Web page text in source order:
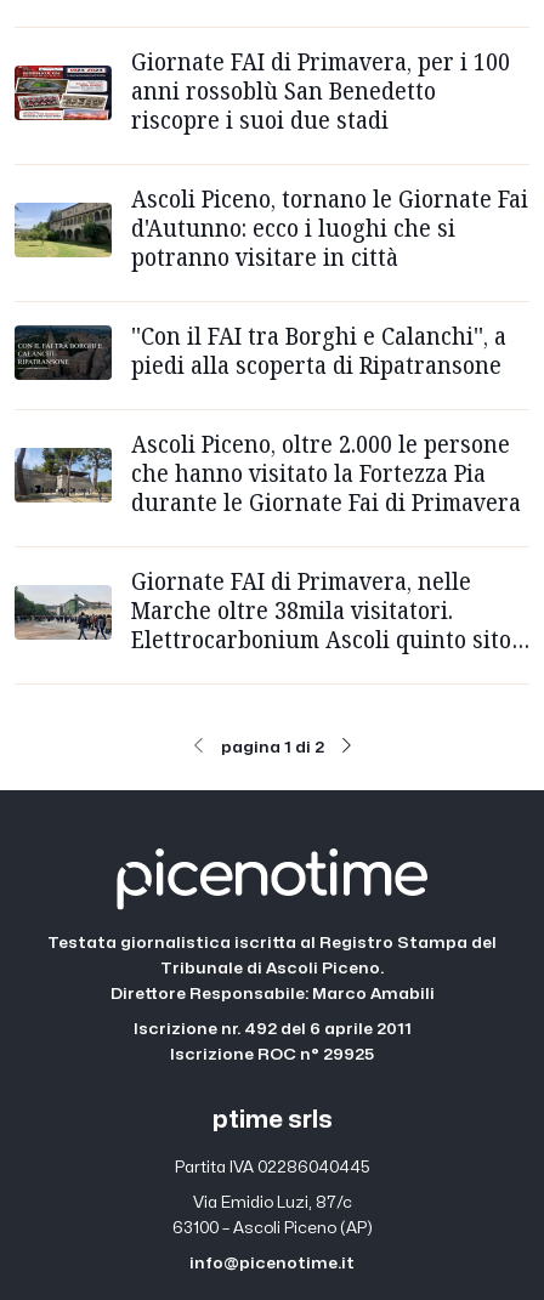
Giornate FAI di Primavera, per i 100
anni rossoblù San Benedetto
riscopre i suoi due stadi
Ascoli Piceno, tornano le Giornate Fai
d'Autunno: ecco i luoghi che si
potranno visitare in città
''Con il FAI tra Borghi e Calanchi'', a
piedi alla scoperta di Ripatransone
Ascoli Piceno, oltre 2.000 le persone
che hanno visitato la Fortezza Pia
durante le Giornate Fai di Primavera
Giornate FAI di Primavera, nelle
Marche oltre 38mila visitatori.
Elettrocarbonium Ascoli quinto sito
pagina 1 di 2
Testata giornalistica iscritta al Registro Stampa del
Tribunale di Ascoli Piceno.
Direttore Responsabile: Marco Amabili
Iscrizione nr. 492 del 6 aprile 2011
Iscrizione ROC n° 29925
ptime srls
Partita IVA 02286040445
Via Emidio Luzi, 87/c
63100 – Ascoli Piceno (AP)
info@picenotime.it